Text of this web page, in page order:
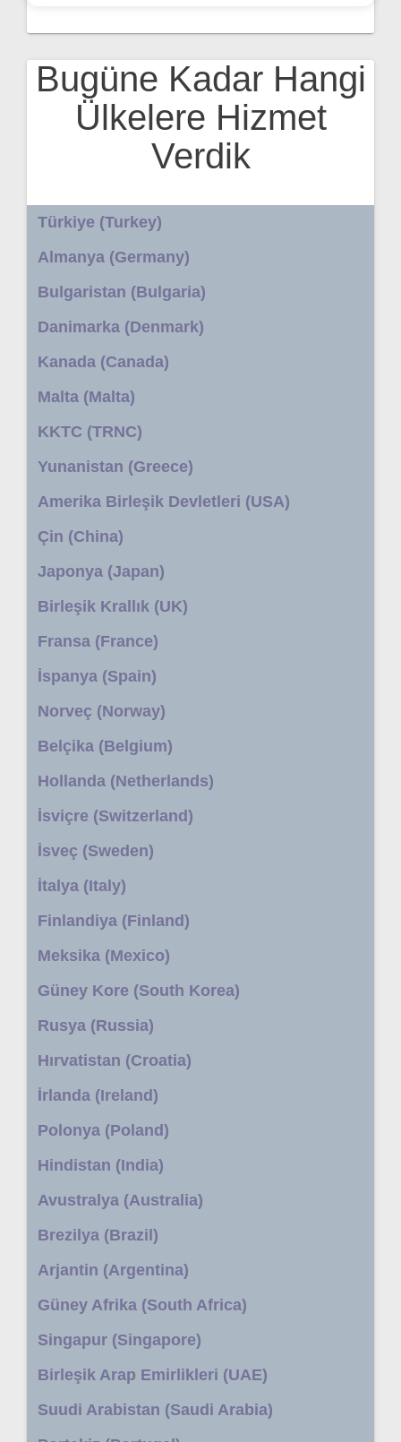
Bugüne Kadar Hangi
Ülkelere Hizmet
Verdik
Türkiye (Turkey)
Almanya (Germany)
Bulgaristan (Bulgaria)
Danimarka (Denmark)
Kanada (Canada)
Malta (Malta)
KKTC (TRNC)
Yunanistan (Greece)
Amerika Birleşik Devletleri (USA)
Çin (China)
Japonya (Japan)
Birleşik Krallık (UK)
Fransa (France)
İspanya (Spain)
Norveç (Norway)
Belçika (Belgium)
Hollanda (Netherlands)
İsviçre (Switzerland)
İsveç (Sweden)
İtalya (Italy)
Finlandiya (Finland)
Meksika (Mexico)
Güney Kore (South Korea)
Rusya (Russia)
Hırvatistan (Croatia)
İrlanda (Ireland)
Polonya (Poland)
Hindistan (India)
Avustralya (Australia)
Brezilya (Brazil)
Arjantin (Argentina)
Güney Afrika (South Africa)
Singapur (Singapore)
Birleşik Arap Emirlikleri (UAE)
Suudi Arabistan (Saudi Arabia)